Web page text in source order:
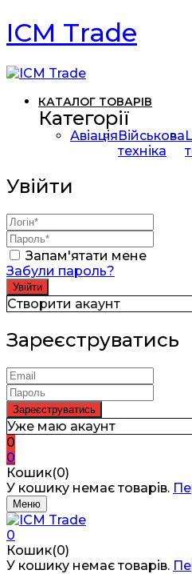
ICM Trade
КАТАЛОГ ТОВАРІВ
Категорії
АвіаціяВійськова
техніка
Увійти
Запам'ятати мене
Забули пароль?
Створити акаунт
Зареєструватись
Уже маю акаунт
0
0
Кошик(0)
У кошику немає товарів.
Меню
0
Кошик(0)
У кошику немає товарів.